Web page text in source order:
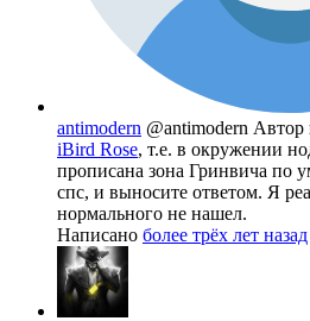
antimodern @antimodern Автор
iBird Rose, т.е. в окружении
прописана зона Гринвича по
спс, и выносите ответом. Я
нормального не нашел.
Написано более трёх лет назад